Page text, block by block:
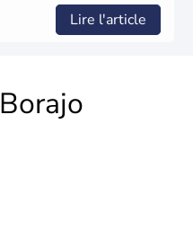
Lire l'article
Borajo